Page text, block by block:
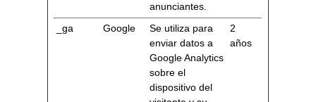
anunciantes.
_ga Google
Se utiliza para
enviar datos a
Google Analytics
sobre el
dispositivo del
2
años